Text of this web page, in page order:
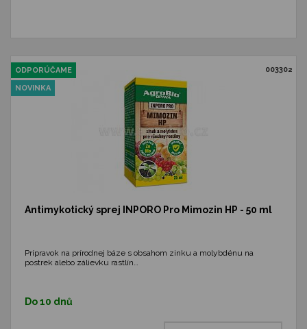
003302
ODPORÚČAME
NOVINKA
Antimykotický sprej INPORO Pro Mimozin HP - 50 ml
Prípravok na prírodnej báze s obsahom zinku a molybdénu na
postrek alebo zálievku rastlín…
Do 10 dnů